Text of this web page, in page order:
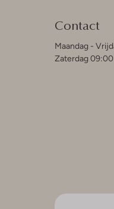
Contact
Maandag -
Zaterdag